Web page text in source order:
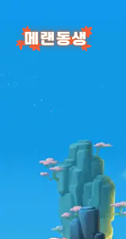
건